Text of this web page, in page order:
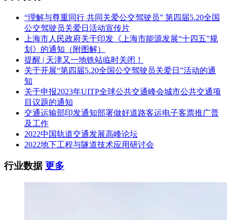
“理解与尊重同行 共同关爱公交驾驶员” 第四届5.20全国
公交驾驶员关爱日活动宣传片
上海市人民政府关于印发《上海市能源发展“十四五”规
划》的通知（附图解）
提醒 | 天津又一地铁站临时关闭！
关于开展“第四届5.20全国公交驾驶员关爱日”活动的通
知
关于申报2023年UITP全球公共交通峰会城市公共交通项
目议题的通知
交通运输部印发通知部署做好道路客运电子客票推广普
及工作
2022中国轨道交通发展高峰论坛
2022地下工程与隧道技术应用研讨会
行业数据更多